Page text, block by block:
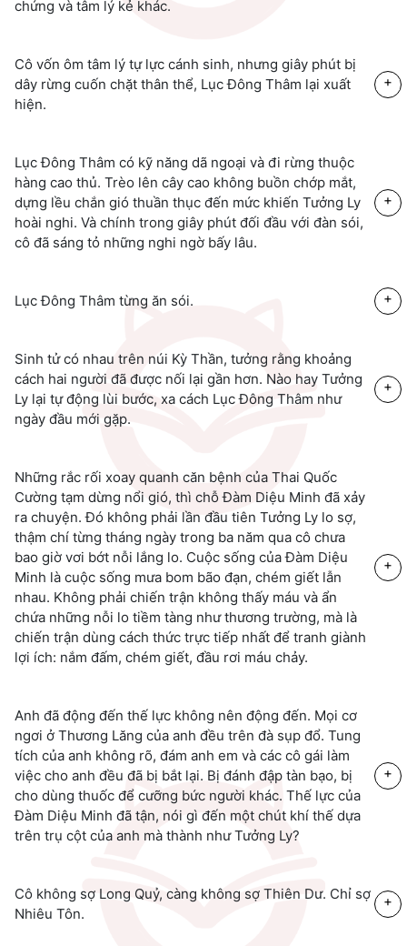
chứng và tâm lý kẻ khác.
Cô vốn ôm tâm lý tự lực cánh sinh, nhưng giây phút bị
dây rừng cuốn chặt thân thể, Lục Đông Thâm lại xuất
hiện.
+
Lục Đông Thâm có kỹ năng dã ngoại và đi rừng thuộc
hàng cao thủ. Trèo lên cây cao không buồn chớp mắt,
dựng lều chắn gió thuần thục đến mức khiến Tưởng Ly
hoài nghi. Và chính trong giây phút đối đầu với đàn sói,
cô đã sáng tỏ những nghi ngờ bấy lâu.
+
Lục Đông Thâm từng ăn sói. +
Sinh tử có nhau trên núi Kỳ Thần, tưởng rằng khoảng
cách hai người đã được nối lại gần hơn. Nào hay Tưởng
Ly lại tự động lùi bước, xa cách Lục Đông Thâm như
ngày đầu mới gặp.
+
Những rắc rối xoay quanh căn bệnh của Thai Quốc
Cường tạm dừng nổi gió, thì chỗ Đàm Diệu Minh đã xảy
ra chuyện. Đó không phải lần đầu tiên Tưởng Ly lo sợ,
thậm chí từng tháng ngày trong ba năm qua cô chưa
bao giờ vơi bớt nỗi lắng lo. Cuộc sống của Đàm Diệu
Minh là cuộc sống mưa bom bão đạn, chém giết lẫn
nhau. Không phải chiến trận không thấy máu và ẩn
chứa những nỗi lo tiềm tàng như thương trường, mà là
chiến trận dùng cách thức trực tiếp nhất để tranh giành
lợi ích: nắm đấm, chém giết, đầu rơi máu chảy.
+
Anh đã động đến thế lực không nên động đến. Mọi cơ
ngơi ở Thương Lăng của anh đều trên đà sụp đổ. Tung
tích của anh không rõ, đám anh em và các cô gái làm
việc cho anh đều đã bị bắt lại. Bị đánh đập tàn bạo, bị
cho dùng thuốc để cưỡng bức người khác. Thế lực của
Đàm Diệu Minh đã tận, nói gì đến một chút khí thế dựa
trên trụ cột của anh mà thành như Tưởng Ly?
+
Cô không sợ Long Quỷ, càng không sợ Thiên Dư. Chỉ sợ
Nhiêu Tôn.
+